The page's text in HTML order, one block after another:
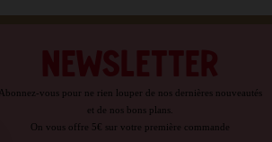
Abonnez-vous pour ne rien louper de nos dernières nouveautés
et de nos bons plans.
On vous offre 5€ sur votre première commande